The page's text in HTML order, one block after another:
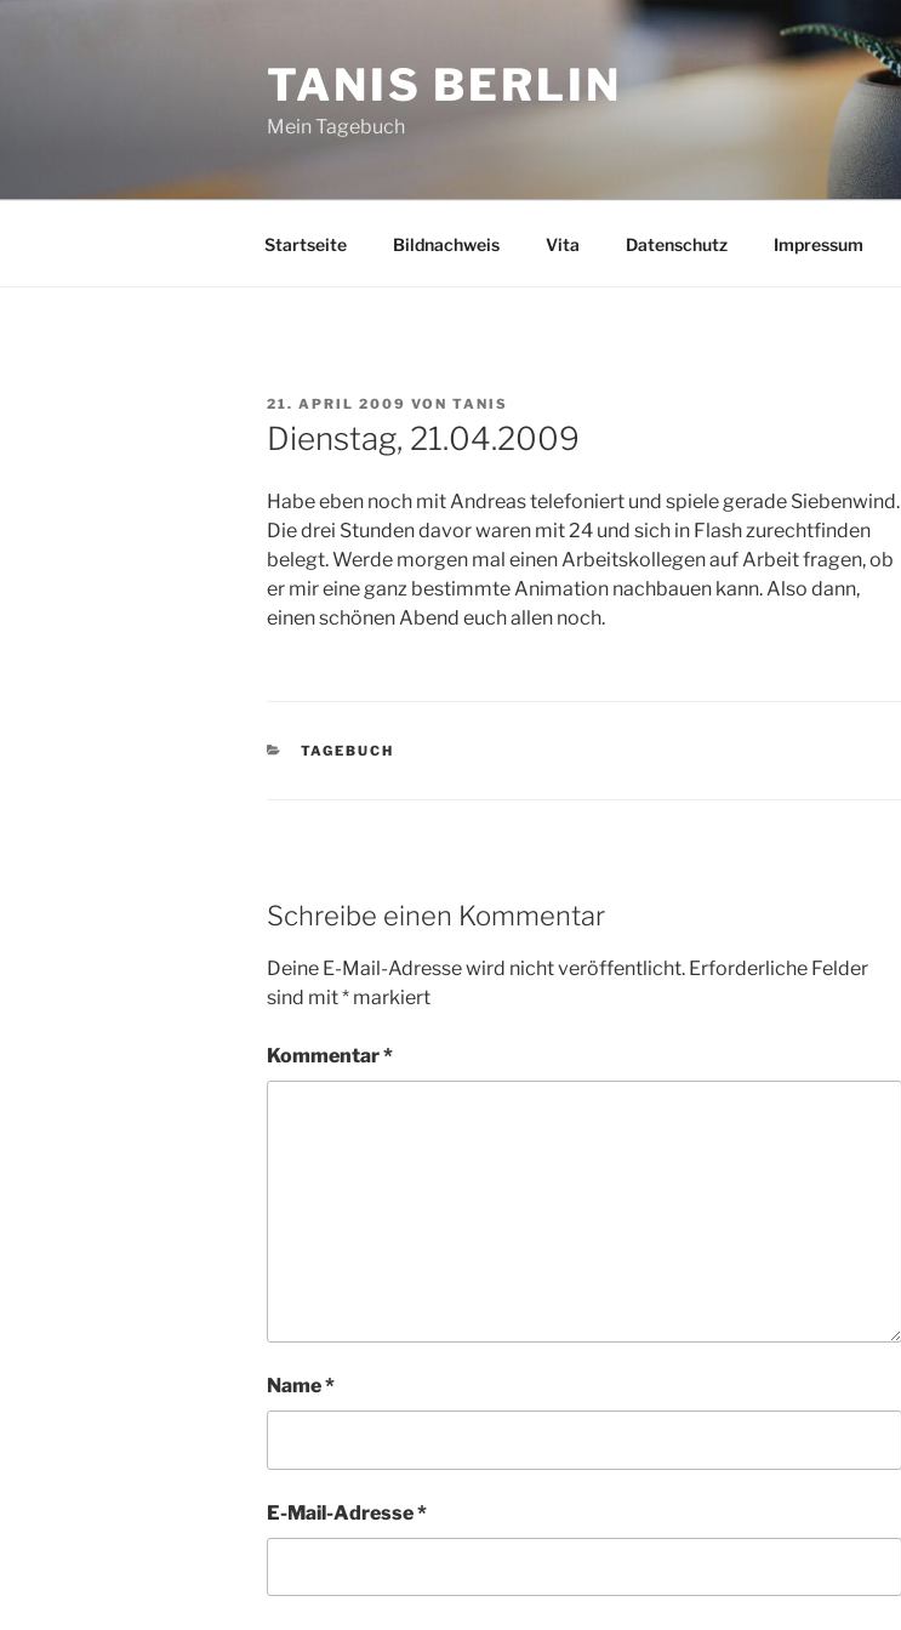
TANIS BERLIN
Mein Tagebuch
Startseite Bildnachweis Vita Datenschutz Impressum
VERÖFFENTLICHT
AM
21. APRIL 2009 VON TANIS
Dienstag, 21.04.2009
Habe eben noch mit Andreas telefoniert und spiele gerade Siebenwind.
Die drei Stunden davor waren mit 24 und sich in Flash zurechtfinden
belegt. Werde morgen mal einen Arbeitskollegen auf Arbeit fragen, ob
er mir eine ganz bestimmte Animation nachbauen kann. Also dann,
einen schönen Abend euch allen noch.
KATEGORIEN
TAGEBUCH
Schreibe einen Kommentar
Deine E-Mail-Adresse wird nicht veröffentlicht. Erforderliche Felder
sind mit* markiert
Kommentar*
Name*
E-Mail-Adresse*